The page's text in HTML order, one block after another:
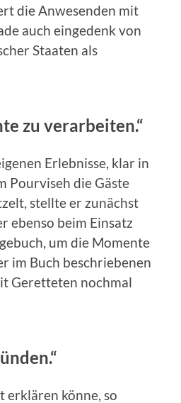
die Anwesenden mit
auch eingedenk von
Staaten als
zu verarbeiten.“
Erlebnisse, klar in
Pourviseh die Gäste
stellte er zunächst
ebenso beim Einsatz
um die Momente
im Buch beschriebenen
Geretteten nochmal
erklären könne, so